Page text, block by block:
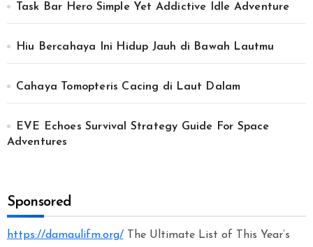
Task Bar Hero Simple Yet Addictive Idle Adventure
Hiu Bercahaya Ini Hidup Jauh di Bawah Lautmu
Cahaya Tomopteris Cacing di Laut Dalam
EVE Echoes Survival Strategy Guide For Space
Adventures
Sponsored
https://damaulifm.org/The Ultimate List of This Year’s